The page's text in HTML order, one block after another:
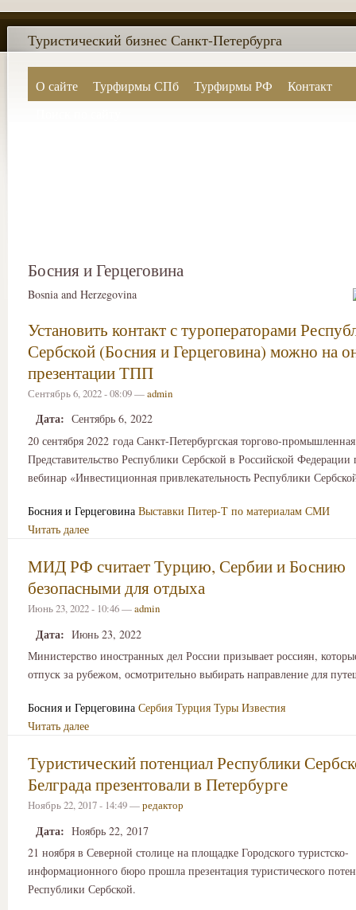
О сайте Турфирмы СПб Турфирмы РФ
Контакт
Туристический бизнес Санкт-Петербурга
Босния и Герцеговина
Bosnia and Herzegovina
Установить контакт с туроператорами
Сербской (Босния и Герцеговина) можно на
презентации ТПП
Сентябрь 6, 2022 - 08:09 —admin
Дата: Сентябрь 6, 2022
20 сентября 2022 года Санкт-Петербургская торгово-
Представительство Республики Сербской в Российской Федерации
вебинар «Инвестиционная привлекательность Республики
Босния и Герцеговина Выставки Питер-Т по материалам СМИ
Читать далее
МИД РФ считает Турцию, Сербии и Боснию
безопасными для отдыха
Июнь 23, 2022 - 10:46 —admin
Дата: Июнь 23, 2022
Министерство иностранных дел России призывает россиян,
отпуск за рубежом, осмотрительно выбирать направление для
Босния и Герцеговина Сербия Турция Туры Известия
Читать далее
Туристический потенциал Республики
Белграда презентовали в Петербурге
Ноябрь 22, 2017 - 14:49 —редактор
Дата: Ноябрь 22, 2017
21 ноября в Северной столице на площадке Городского туристско-
информационного бюро прошла презентация туристического
Республики Сербской.